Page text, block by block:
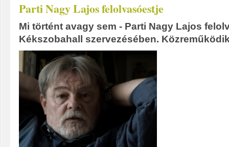
Parti Nagy Lajos felolvasóestje
Mi történt avagy sem - Parti Nagy Lajos
Kékszobahall szervezésében.